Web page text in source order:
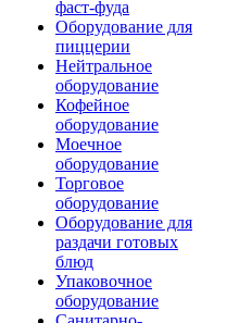
фаст-фуда
Оборудование для
пиццерии
Нейтральное
оборудование
Кофейное
оборудование
Моечное
оборудование
Торговое
оборудование
Оборудование для
раздачи готовых
блюд
Упаковочное
оборудование